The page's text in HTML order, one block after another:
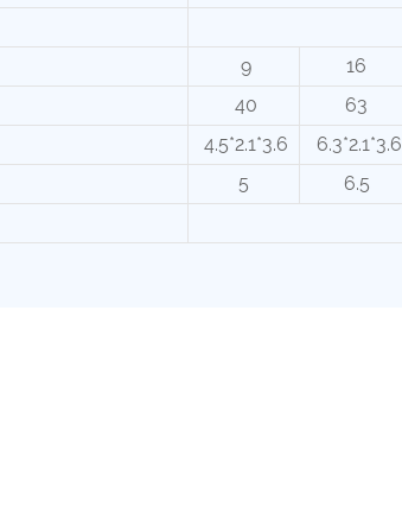
9 16
40 63
4.5*2.1*3.6 6.3*2.1*3.6
5 6.5